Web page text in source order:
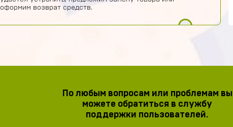
оформим возврат средств.
По любым вопросам или проблемам вы
можете обратиться в службу
поддержки пользователей.